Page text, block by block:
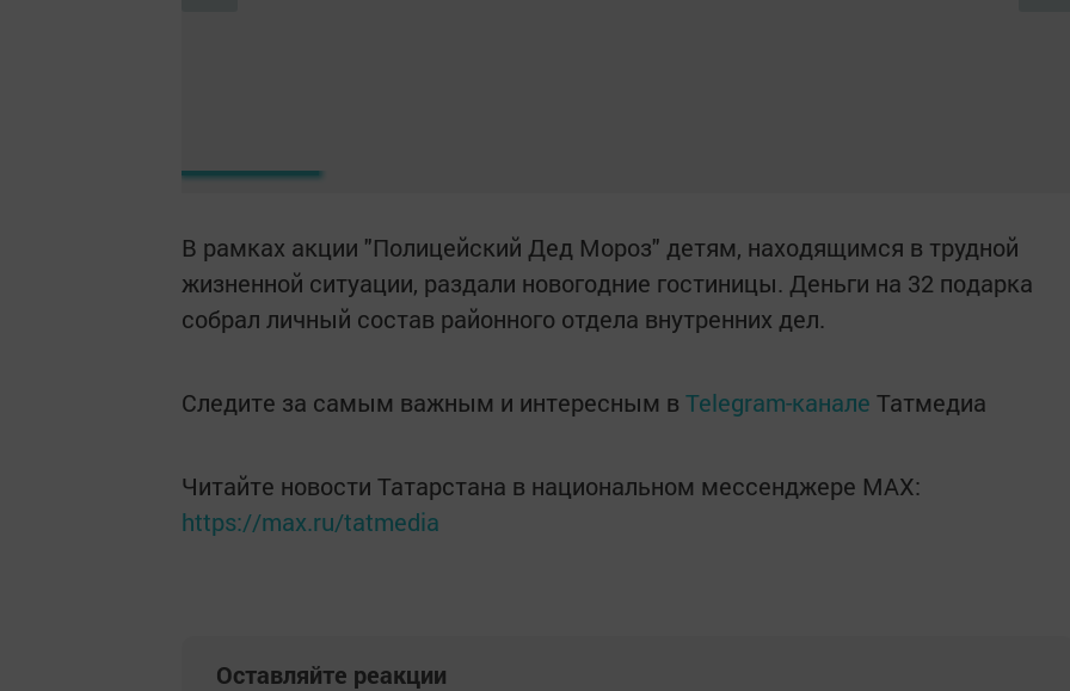
В рамках акции "Полицейский Дед Мороз" детям, находящимся в трудной
жизненной ситуации, раздали новогодние гостиницы. Деньги на 32 подарка
собрал личный состав районного отдела внутренних дел.
Следите за самым важным и интересным в Telegram-канале Татмедиа
Читайте новости Татарстана в национальном мессенджере MАХ:
https://max.ru/tatmedia
Оставляйте реакции